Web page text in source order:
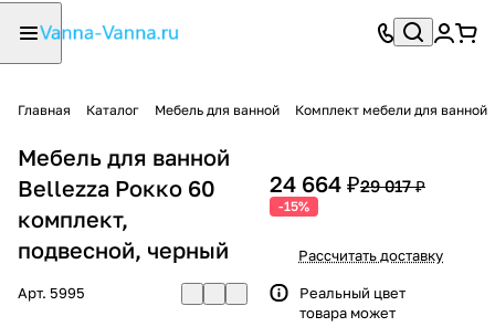
Главная Каталог Мебель для ванной Комплект мебели для ванной
Мебель для ванной
Bellezza Рокко 60
комплект,
подвесной, черный
Арт. 5995
24 664 ₽29 017 ₽
-15%
Рассчитать доставку
Реальный цвет
товара может